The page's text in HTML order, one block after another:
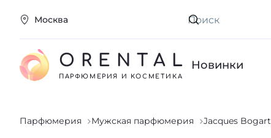
Москва Искать
ORENTAL
ПАРФЮМЕРИЯ И КОСМЕТИКА
Новинки
Парфюмерия Мужская парфюмерия Jacques Bogart